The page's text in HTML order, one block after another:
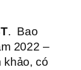
. Bao
2022 –
khảo, có